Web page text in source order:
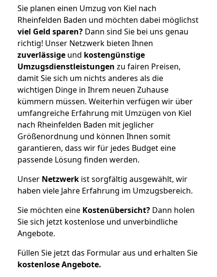
Sie planen einen Umzug von Kiel nach
Rheinfelden Baden und möchten dabei möglichst
viel Geld sparen? Dann sind Sie bei uns genau
richtig! Unser Netzwerk bieten Ihnen
zuverlässige und kostengünstige
Umzugsdienstleistungen zu fairen Preisen,
damit Sie sich um nichts anderes als die
wichtigen Dinge in Ihrem neuen Zuhause
kümmern müssen. Weiterhin verfügen wir über
umfangreiche Erfahrung mit Umzügen von Kiel
nach Rheinfelden Baden mit jeglicher
Größenordnung und können Ihnen somit
garantieren, dass wir für jedes Budget eine
passende Lösung finden werden.
Unser Netzwerk ist sorgfältig ausgewählt, wir
haben viele Jahre Erfahrung im Umzugsbereich.
Sie möchten eine Kostenübersicht? Dann holen
Sie sich jetzt kostenlose und unverbindliche
Angebote.
Füllen Sie jetzt das Formular aus und erhalten Sie
kostenloseAngebote.